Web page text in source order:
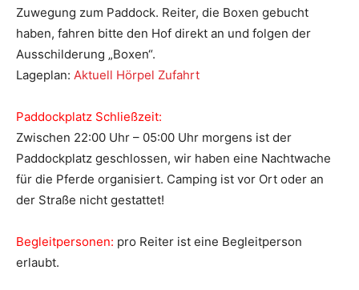
Zuwegung zum Paddock. Reiter, die Boxen gebucht
haben, fahren bitte den Hof direkt an und folgen der
Ausschilderung „Boxen“.
Lageplan: Aktuell Hörpel Zufahrt
Paddockplatz Schließzeit:
Zwischen 22:00 Uhr – 05:00 Uhr morgens ist der
Paddockplatz geschlossen, wir haben eine Nachtwache
für die Pferde organisiert. Camping ist vor Ort oder an
der Straße nicht gestattet!
Begleitpersonen: pro Reiter ist eine Begleitperson
erlaubt.